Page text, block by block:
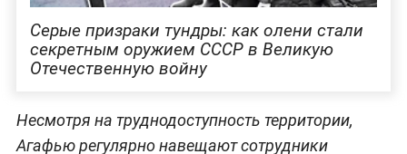
Серые призраки тундры: как олени стали
секретным оружием СССР в Великую
Отечественную войну
Несмотря на труднодоступность территории,
Агафью регулярно навещают сотрудники